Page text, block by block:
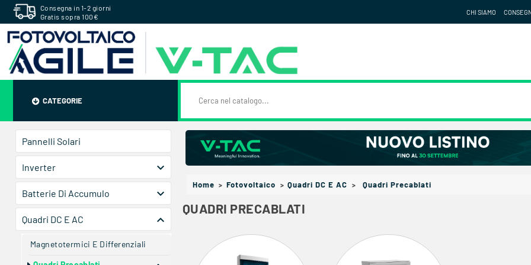
Consegna in 1-2 giorni
Gratis sopra 100€
CHI SIAMO
CATEGORIE
Pannelli Solari
Inverter 
Batterie Di Accumulo 
Quadri DC E AC 
Magnetotermici E Differenziali
Home Fotovoltaico Quadri DC E AC Quadri Precablati
QUADRI PRECABLATI